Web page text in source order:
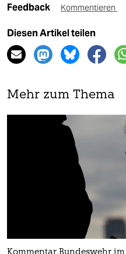
Feedback Kommentieren
Diesen Artikel teilen
Mehr zum Thema